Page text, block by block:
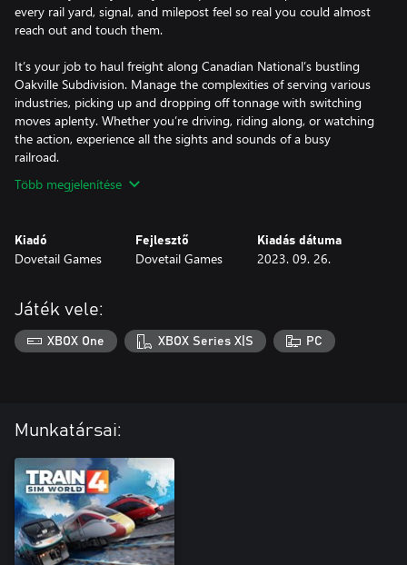
every rail yard, signal, and milepost feel so real you could almost
reach out and touch them.
It’s your job to haul freight along Canadian National’s bustling
Oakville Subdivision. Manage the complexities of serving various
industries, picking up and dropping off tonnage with switching
moves aplenty. Whether you’re driving, riding along, or watching
the action, experience all the sights and sounds of a busy
railroad.
Több megjelenítése
Kiadó
Dovetail Games
Fejlesztő
Dovetail Games
Kiadás dátuma
2023. 09. 26.
Játék vele:
XBOX One XBOX Series X|S PC
Munkatársai: